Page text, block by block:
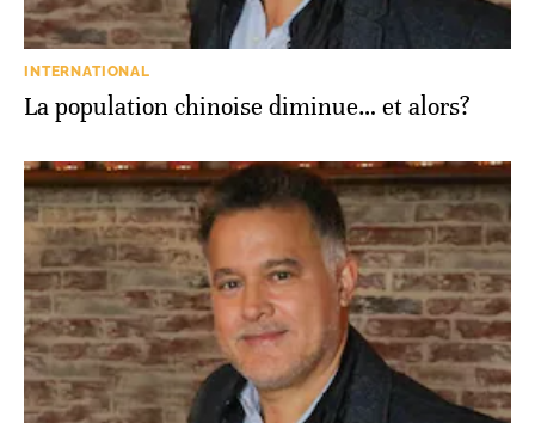
INTERNATIONAL
La population chinoise diminue… et alors?